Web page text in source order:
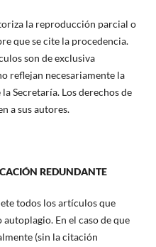
la reproducción parcial o
que se cite la procedencia.
son de exclusiva
reflejan necesariamente la
Secretaría. Los derechos de
a sus autores.
REDUNDANTE
todos los artículos que
En el caso de que
(sin la citación